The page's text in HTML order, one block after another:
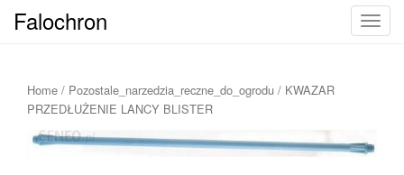
T
n
Falochron
Home / Pozostale_narzedzia_reczne_do_ogrodu / KWAZAR
PRZEDŁUŻENIE LANCY BLISTER